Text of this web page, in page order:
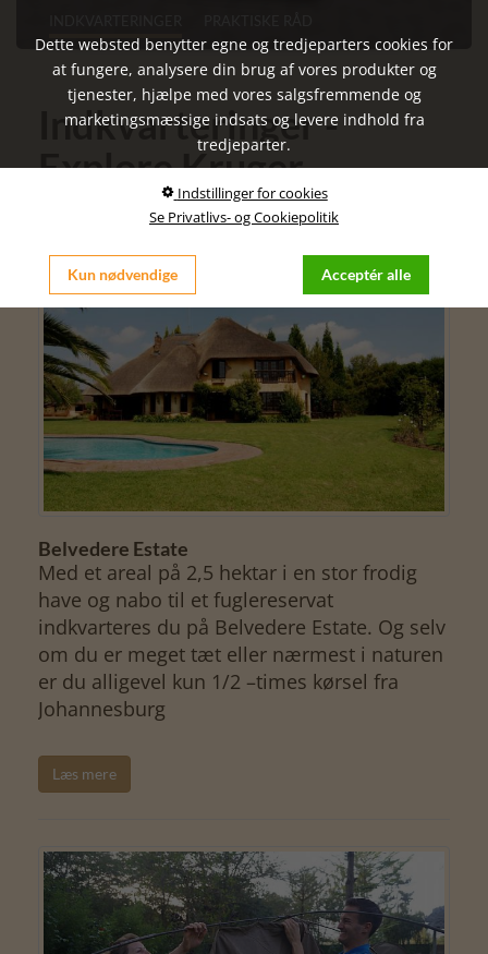
Indkvarteringer -
Explore Kruger
National Parks Big 5
Belvedere Estate
Med et areal på 2,5 hektar i en stor frodig
have og nabo til et fuglereservat
indkvarteres du på Belvedere Estate. Og selv
om du er meget tæt eller nærmest i naturen
er du alligevel kun 1/2 –times kørsel fra
Johannesburg
Læs mere
Dette websted benytter egne og tredjeparters cookies for
at fungere, analysere din brug af vores produkter og
tjenester, hjælpe med vores salgsfremmende og
marketingsmæssige indsats og levere indhold fra
tredjeparter.
Indstillinger for cookies
Se Privatlivs- og Cookiepolitik
Kun nødvendige Acceptér alle